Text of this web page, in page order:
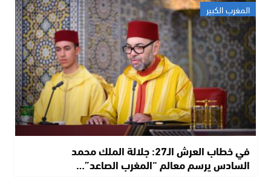
المغرب الكبير
في خطاب العرش الـ27: جلالة الملك محمد
السادس يرسم معالم “المغرب الصاعد”…